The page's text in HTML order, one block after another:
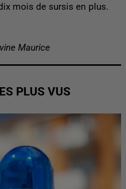
mois de sursis en plus.
Maurice
PLUS VUS